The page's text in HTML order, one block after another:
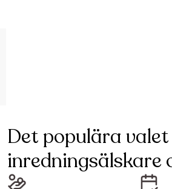
Det populära
inredningsälskare